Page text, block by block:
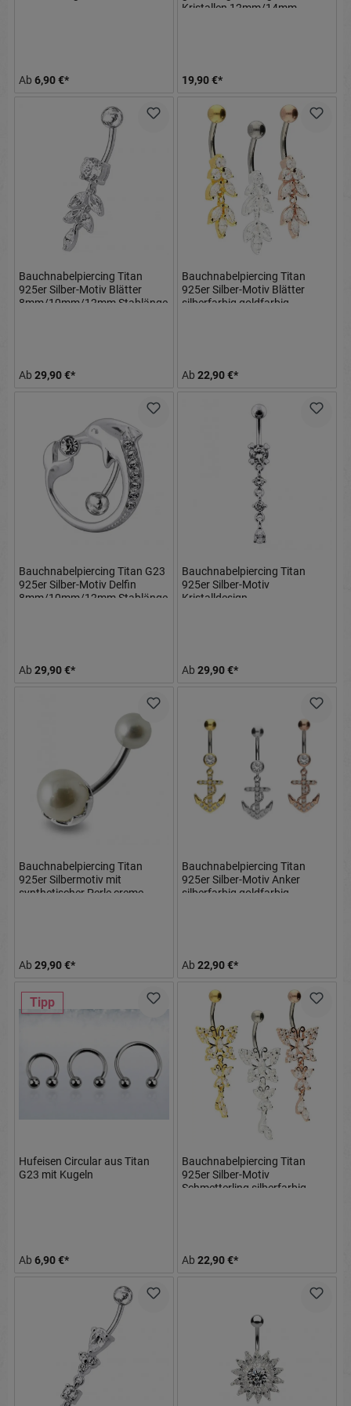
Ab 6,90 €*
Kristallen 12mm/14mm
19,90 €*
Bauchnabelpiercing Titan
925er Silber-Motiv Blätter
8mm/10mm/12mm Stablänge
Ab 29,90 €*
Bauchnabelpiercing Titan
925er Silber-Motiv Blätter
silberfarbig goldfarbig
Ab 22,90 €*
Bauchnabelpiercing Titan G23
925er Silber-Motiv Delfin
8mm/10mm/12mm Stablänge
Ab 29,90 €*
Bauchnabelpiercing Titan
925er Silber-Motiv
Kristalldesign
Ab 29,90 €*
Bauchnabelpiercing Titan
925er Silbermotiv mit
synthetischer Perle creme
Ab 29,90 €*
Bauchnabelpiercing Titan
925er Silber-Motiv Anker
silberfarbig goldfarbig
Ab 22,90 €*
Tipp
Hufeisen Circular aus Titan
G23 mit Kugeln
Ab 6,90 €*
Bauchnabelpiercing Titan
925er Silber-Motiv
Schmetterling silberfarbig
Ab 22,90 €*